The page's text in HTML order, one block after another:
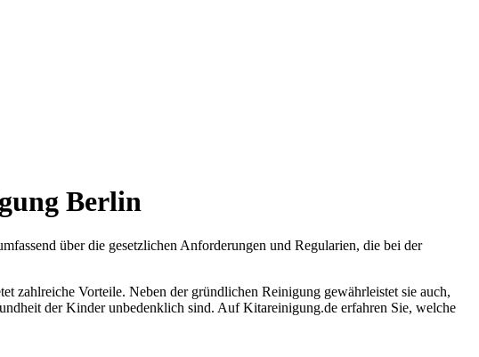
Berlin
über die gesetzlichen Anforderungen und Regularien, die bei der
zahlreiche Vorteile. Neben der gründlichen Reinigung gewährleistet sie auch,
der Kinder unbedenklich sind. Auf Kitareinigung.de erfahren Sie, welche